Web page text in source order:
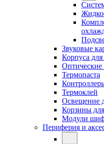
Звуковые
Корпуса
Термопаста
Термоклей
Освещение
Корзины
Модули
Периферия и